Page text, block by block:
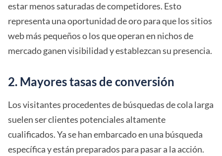
estar menos saturadas de competidores. Esto
representa una oportunidad de oro para que los sitios
web más pequeños o los que operan en nichos de
mercado ganen visibilidad y establezcan su presencia.
2. Mayores tasas de conversión
Los visitantes procedentes de búsquedas de cola larga
suelen ser clientes potenciales altamente
cualificados. Ya se han embarcado en una búsqueda
específica y están preparados para pasar a la acción.